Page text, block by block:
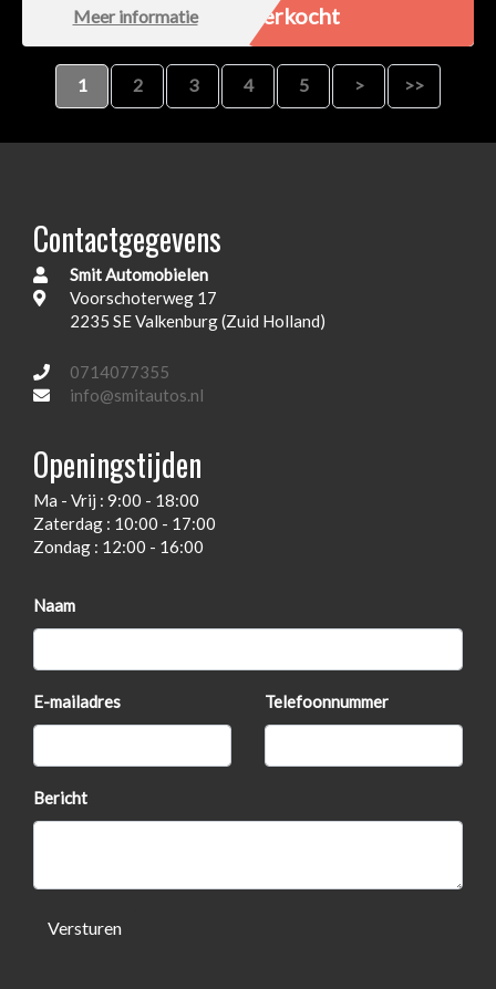
Meer informatie Verkocht
1 2 3 4 5 > >>
Contactgegevens
Smit Automobielen
Voorschoterweg 17
2235 SE Valkenburg (Zuid Holland)
0714077355
info@smitautos.nl
Openingstijden
Ma - Vrij : 9:00 - 18:00
Zaterdag : 10:00 - 17:00
Zondag : 12:00 - 16:00
Naam
E-mailadres Telefoonnummer
Bericht
Versturen